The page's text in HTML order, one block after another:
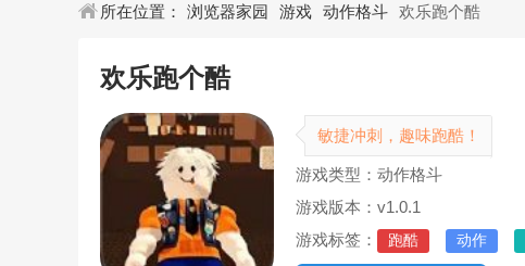
所在位置： 浏览器家园 游戏 动作格斗 欢乐跑个酷
欢乐跑个酷
敏捷冲刺，趣味跑酷！
游戏类型：动作格斗
游戏版本：v1.0.1
游戏标签：
跑酷 动作